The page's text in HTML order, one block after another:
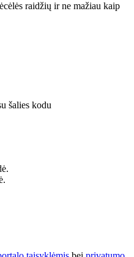
raidžių ir ne mažiau kaip
šalies kodu